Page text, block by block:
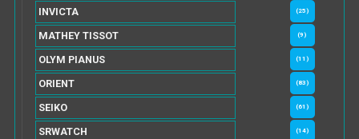
INVICTA (25)
MATHEY TISSOT (9)
OLYM PIANUS (11)
ORIENT (83)
SEIKO (61)
SRWATCH (14)